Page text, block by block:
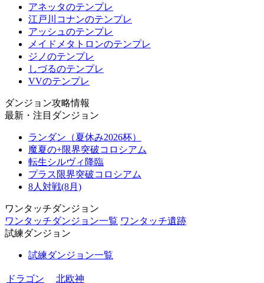
アネッタのテンプレ
江戸川コナンのテンプレ
アッシュのテンプレ
メイドメタトロンのテンプレ
ジノのテンプレ
しづるのテンプレ
VVのテンプレ
ダンジョン攻略情報
最新・注目ダンジョン
ランダン（夏休み2026杯）
魔夏の+限界突破コロシアム
転生シルヴィ降臨
プラス限界突破コロシアム
8人対戦(8月)
ワンタッチダンジョン
ワンタッチダンジョン一覧 ワンタッチ遺跡
試練ダンジョン
試練ダンジョン一覧
ドラゴン 北欧神